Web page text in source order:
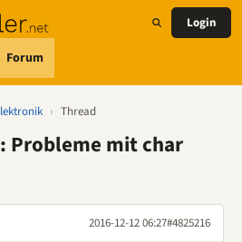
Forum
Login
› Thread
mit char
2016-12-12 06:27#4825216